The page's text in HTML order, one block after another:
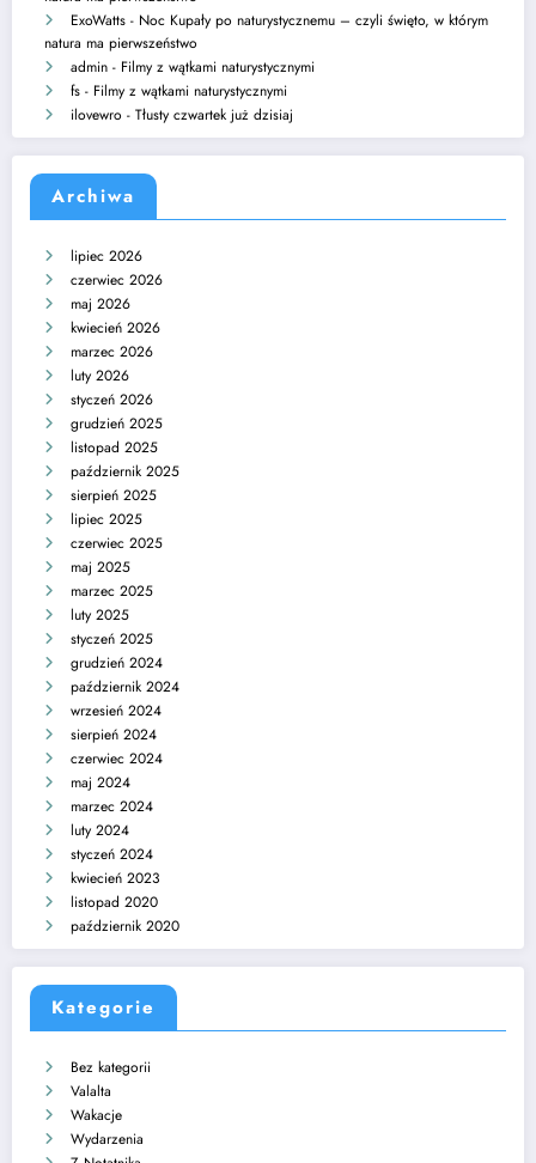
ExoWatts - Noc Kupały po naturystycznemu – czyli święto, w którym
natura ma pierwszeństwo
admin - Filmy z wątkami naturystycznymi
fs - Filmy z wątkami naturystycznymi
ilovewro - Tłusty czwartek już dzisiaj
Archiwa
lipiec 2026
czerwiec 2026
maj 2026
kwiecień 2026
marzec 2026
luty 2026
styczeń 2026
grudzień 2025
listopad 2025
październik 2025
sierpień 2025
lipiec 2025
czerwiec 2025
maj 2025
marzec 2025
luty 2025
styczeń 2025
grudzień 2024
październik 2024
wrzesień 2024
sierpień 2024
czerwiec 2024
maj 2024
marzec 2024
luty 2024
styczeń 2024
kwiecień 2023
listopad 2020
październik 2020
Kategorie
Bez kategorii
Valalta
Wakacje
Wydarzenia